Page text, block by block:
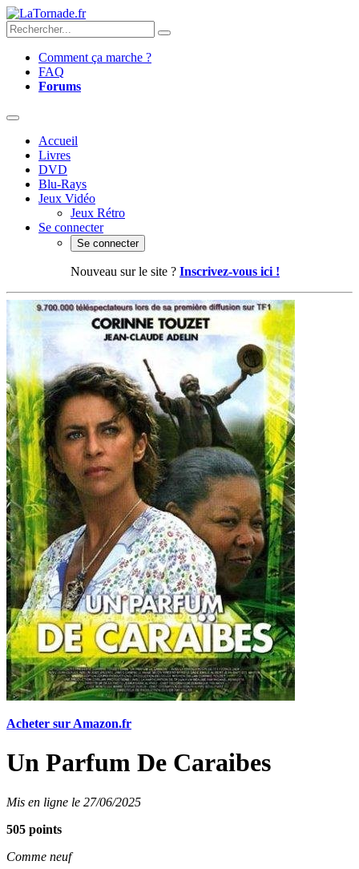
Comment ça marche ?
FAQ
Forums
Accueil
Livres
DVD
Blu-Rays
Jeux Vidéo
Jeux Rétro
Se connecter
Se connecter
Nouveau sur le site ? Inscrivez-vous ici !
Acheter sur Amazon.fr
Un Parfum De Caraibes
Mis en ligne le 27/06/2025
505 points
Comme neuf